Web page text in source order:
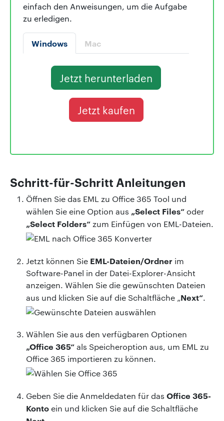
einfach den Anweisungen, um die Aufgabe
zu erledigen.
Windows Mac
Jetzt herunterladen
Jetzt kaufen
Schritt-für-Schritt Anleitungen
Öffnen Sie das EML zu Office 365 Tool und
wählen Sie eine Option aus „Select Files“oder
„Select Folders“ zum Einfügen von EML-Dateien.
Jetzt können Sie EML-Dateien/Ordner im
Software-Panel in der Datei-Explorer-Ansicht
anzeigen. Wählen Sie die gewünschten Dateien
aus und klicken Sie auf die Schaltfläche „Next“.
Wählen Sie aus den verfügbaren Optionen
„Office 365“als Speicheroption aus, um EML zu
Office 365 importieren zu können.
Geben Sie die Anmeldedaten für das Office 365-
Kontoein und klicken Sie auf die Schaltfläche